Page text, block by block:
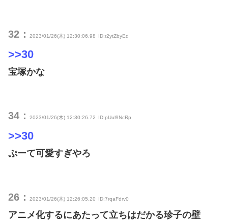
32： 2023/01/26(木) 12:30:06.98 ID:r2ytZbyEd
>>30
宝塚かな
34： 2023/01/26(木) 12:30:26.72 ID:pUul9NcRp
>>30
ぷーて可愛すぎやろ
26： 2023/01/26(木) 12:26:05.20 ID:7rqaFdrv0
アニメ化するにあたって立ちはだかる珍子の壁